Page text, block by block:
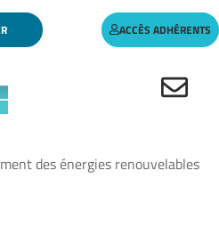
ACCÈS ADHÉRENTS
des énergies renouvelables